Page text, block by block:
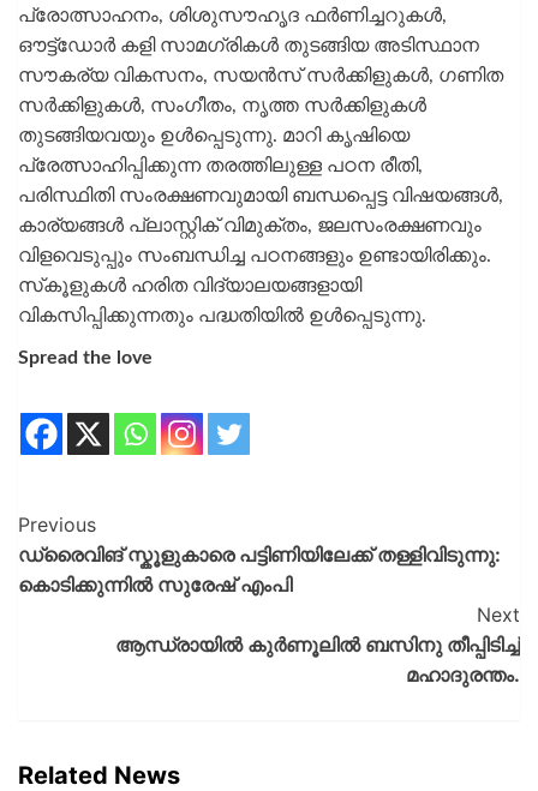
പ്രോത്സാഹനം, ശിശുസൗഹൃദ ഫര്‍ണിച്ചറുകള്‍,
ഔട്ട്ഡോര്‍ കളി സാമഗ്രികള്‍ തുടങ്ങിയ അടിസ്ഥാന
സൗകര്യ വികസനം, സയന്‍സ് സര്‍ക്കിളുകള്‍, ഗണിത
സര്‍ക്കിളുകള്‍, സംഗീതം, നൃത്ത സര്‍ക്കിളുകള്‍
തുടങ്ങിയവയും ഉള്‍പ്പെടുന്നു. മാറി കൃഷിയെ
പ്രേത്സാഹിപ്പിക്കുന്ന തരത്തിലുള്ള പഠന രീതി,
പരിസ്ഥിതി സംരക്ഷണവുമായി ബന്ധപ്പെട്ട വിഷയങ്ങള്‍,
കാര്യങ്ങള്‍ പ്ലാസ്റ്റിക് വിമുക്തം, ജലസംരക്ഷണവും
വിളവെടുപ്പും സംബന്ധിച്ച പഠനങ്ങളും ഉണ്ടായിരിക്കും.
സ്‌കൂളുകള്‍ ഹരിത വിദ്യാലയങ്ങളായി
വികസിപ്പിക്കുന്നതും പദ്ധതിയില്‍ ഉള്‍പ്പെടുന്നു.
Spread the love
Previous
ഡ്രൈവിങ് സ്കൂളുകാരെ പട്ടിണിയിലേക്ക് തള്ളിവിടുന്നു:
കൊടിക്കുന്നിൽ സുരേഷ് എംപി
Next
ആന്ധ്രായിൽ കുർണൂലിൽ ബസിനു തീപ്പിടിച്ച്
മഹാദുരന്തം.
Related News